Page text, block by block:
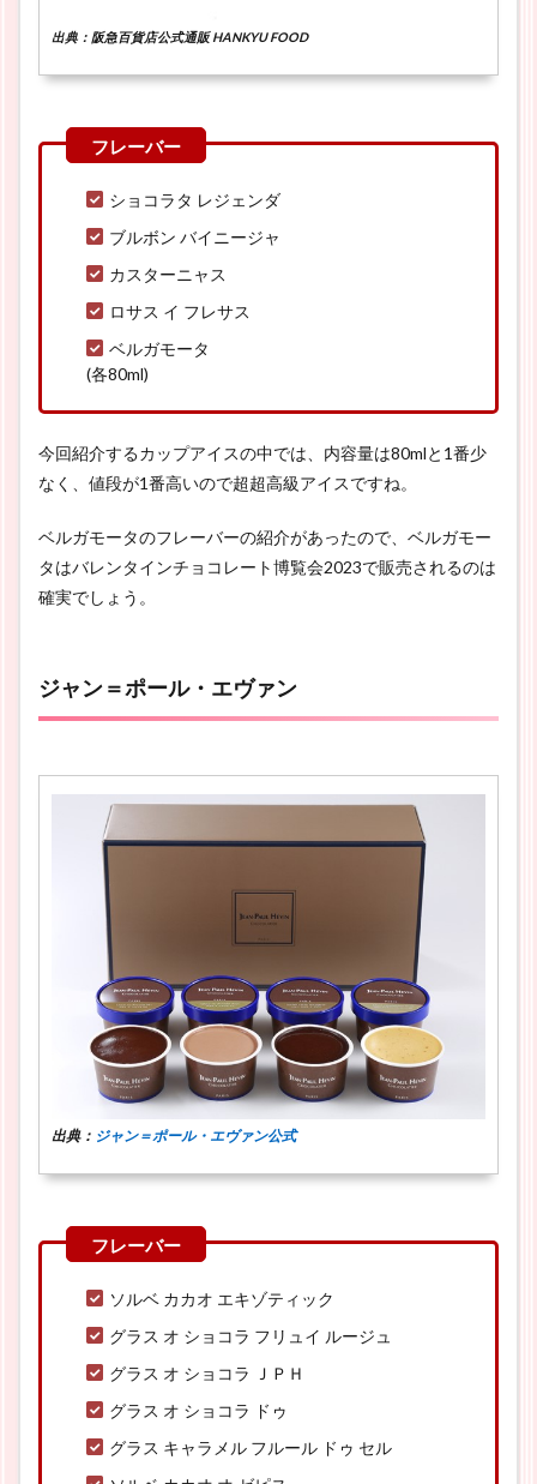
出典：阪急百貨店公式通販 HANKYU FOOD
ショコラタ レジェンダ
ブルボン バイニージャ
カスターニャス
ロサス イ フレサス
ベルガモータ
(各80ml)
今回紹介するカップアイスの中では、内容量は80mlと1番少
なく、値段が1番高いので超超高級アイスですね。
ベルガモータのフレーバーの紹介があったので、ベルガモー
タはバレンタインチョコレート博覧会2023で販売されるのは
確実でしょう。
ジャン＝ポール・エヴァン
出典： ジャン＝ポール・エヴァン公式
ソルベ カカオ エキゾティック
グラス オ ショコラ フリュイ ルージュ
グラス オ ショコラ ＪＰＨ
グラス オ ショコラ ドゥ
グラス キャラメル フルール ドゥ セル